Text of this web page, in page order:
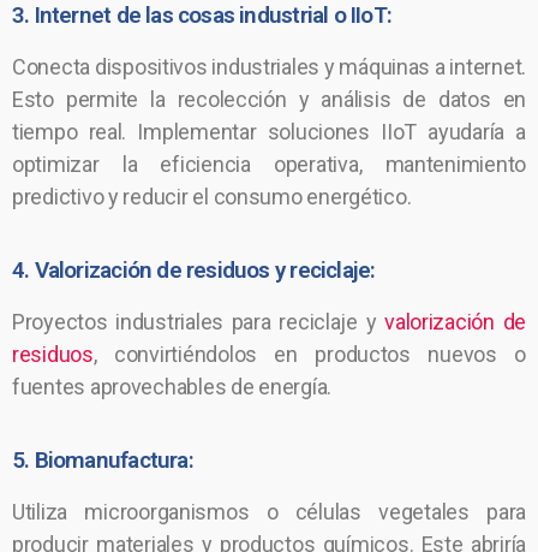
3. Internet de las cosas industrial o IIoT:
Conecta dispositivos industriales y máquinas a internet.
Esto permite la recolección y análisis de datos en
tiempo real. Implementar soluciones IIoT ayudaría a
optimizar la eficiencia operativa, mantenimiento
predictivo y reducir el consumo energético.
4. Valorización de residuos y reciclaje:
Proyectos industriales para reciclaje yvalorización de
residuos, convirtiéndolos en productos nuevos o
fuentes aprovechables de energía.
5. Biomanufactura:
Utiliza microorganismos o células vegetales para
producir materiales y productos químicos. Este abriría